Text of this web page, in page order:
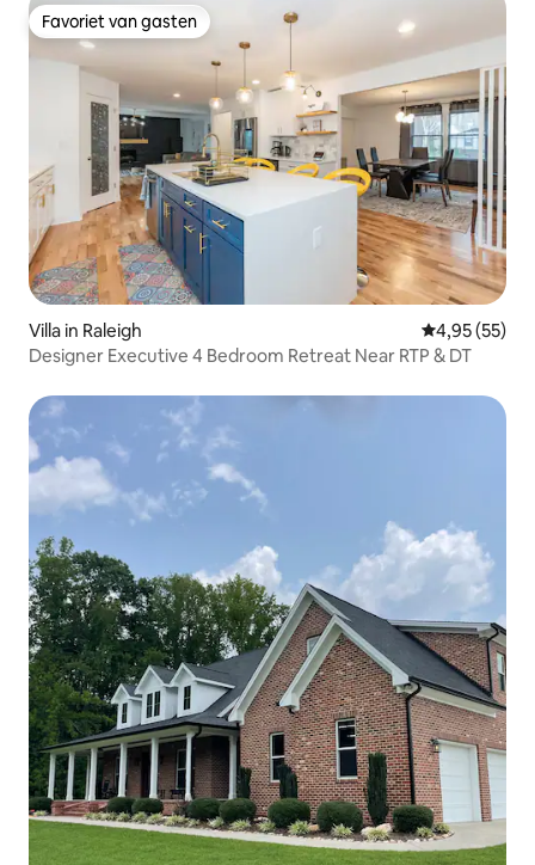
Favoriet van gasten
Favoriet van gasten
Villa in Raleigh Gemiddelde
4,95 (55)
Designer Executive 4 Bedroom Retreat Near RTP & DT